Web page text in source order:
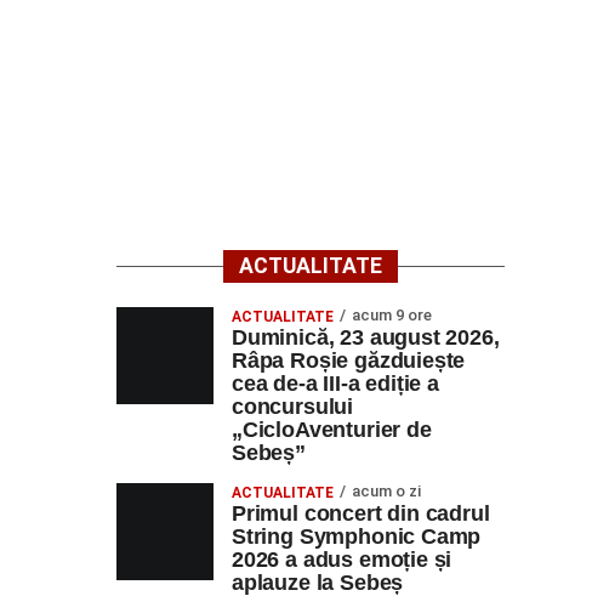
ACTUALITATE
ACTUALITATE acum 9 ore
Duminică, 23 august 2026,
Râpa Roșie găzduiește
cea de-a III-a ediție a
concursului
„CicloAventurier de
Sebeș”
ACTUALITATE acum o zi
Primul concert din cadrul
String Symphonic Camp
2026 a adus emoție și
aplauze la Sebeș